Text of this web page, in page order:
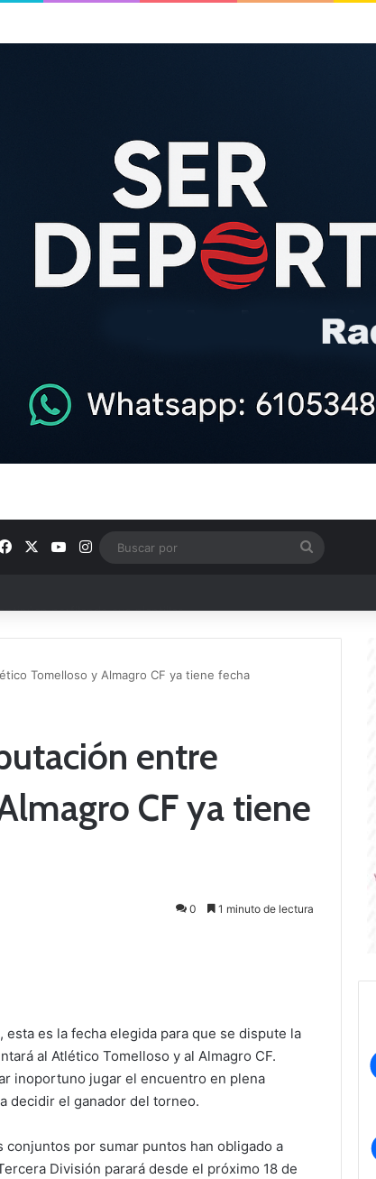
FacebookYouTube
Instagram
Tomelloso y Almagro CF ya tiene fecha
entre
CF ya tiene
0 1 minuto de lectura
es la fecha elegida para que se dispute la
al Atlético Tomelloso y al Almagro CF.
inoportuno jugar el encuentro en plena
decidir el ganador del torneo.
conjuntos por sumar puntos han obligado a
División parará desde el próximo 18 de